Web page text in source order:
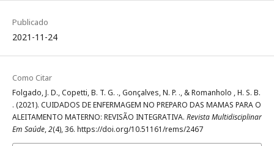
Publicado
2021-11-24
Como Citar
Folgado, J. D., Copetti, B. T. G. ., Gonçalves, N. P. ., & Romanholo , H. S. B.
. (2021). CUIDADOS DE ENFERMAGEM NO PREPARO DAS MAMAS PARA O
ALEITAMENTO MATERNO: REVISÃO INTEGRATIVA. Revista Multidisciplinar
Em Saúde,2(4), 36. https://doi.org/10.51161/rems/2467